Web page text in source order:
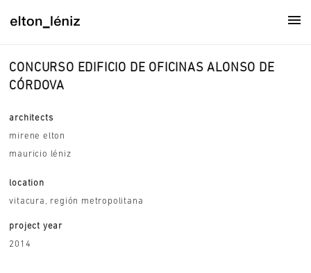
CONCURSO EDIFICIO DE OFICINAS ALONSO DE
CÓRDOVA
architects
mirene elton
mauricio léniz
location
vitacura, región metropolitana
project year
2014